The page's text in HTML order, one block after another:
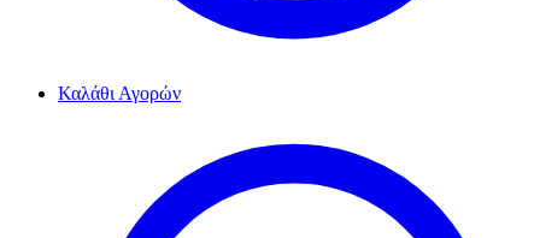
Καλάθι Αγορών